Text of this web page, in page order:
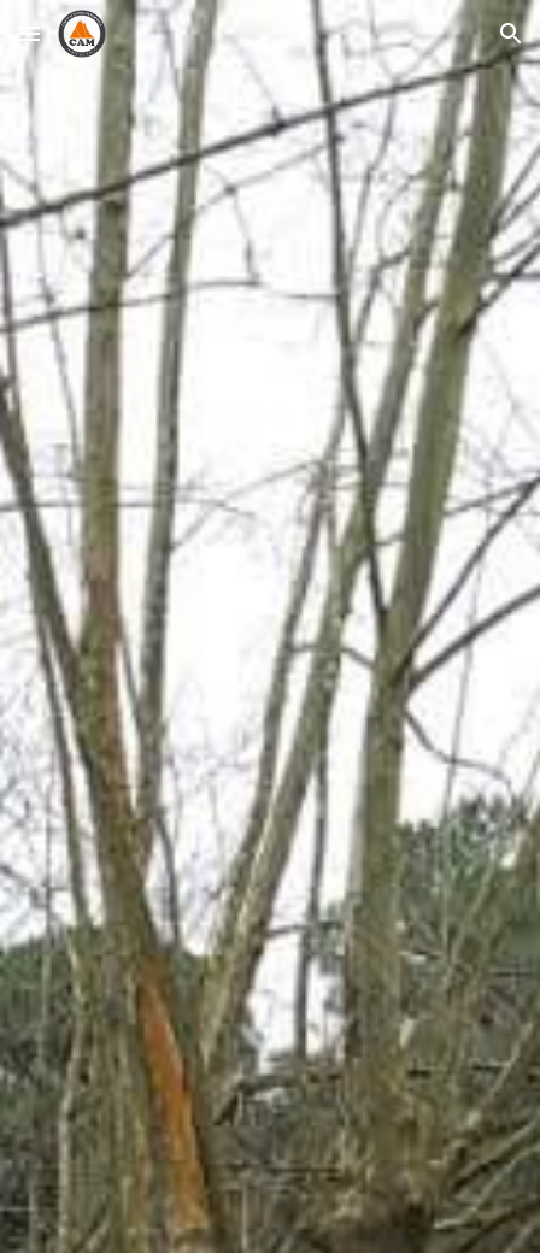
Skip to main content Skip to navigation